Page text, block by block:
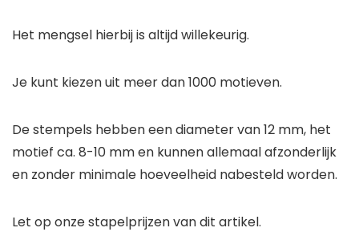
Het mengsel hierbij is altijd willekeurig.
Je kunt kiezen uit meer dan 1000 motieven.
De stempels hebben een diameter van 12 mm, het
motief ca. 8-10 mm en kunnen allemaal afzonderlijk
en zonder minimale hoeveelheid nabesteld worden.
Let op onze stapelprijzen van dit artikel.